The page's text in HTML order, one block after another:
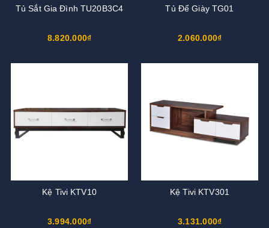
Tủ Sắt Gia Đình TU20B3C4
8.820.000₫
Tủ Để Giày TG01
2.060.000₫
Kệ Tivi KTV10
3.994.000₫
Kệ Tivi KTV301
3.131.000₫